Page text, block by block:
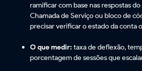
ramificar com base nas respostas
Chamada de Serviço ou bloco de
precisar verificar o estado da conta
O que medir: taxa de deflexão,
porcentagem de sessões que